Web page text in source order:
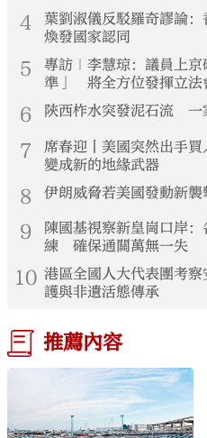
4
葉劉淑儀反駁羅奇謬論
煥發國家認同
5
專訪｜李慧琼：議員上
準」 將全方位發揮立法
6 陝西柞水突發泥石流 一
7
席春迎丨美國突然出手
變成新的地緣武器
8 伊朗威脅若美國發動新
9
陳國基視察新皇崗口岸
練 確保通關萬無一失
10 港區全國人大代表團考
護與非遺活態傳承
推薦內容